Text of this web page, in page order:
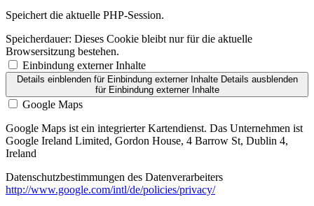
Speichert die aktuelle PHP-Session.
Speicherdauer: Dieses Cookie bleibt nur für die aktuelle
Browsersitzung bestehen.
Einbindung externer Inhalte
Details einblendenfür Einbindung externer Inhalte Details ausblenden
für Einbindung externer Inhalte
Google Maps
Google Maps ist ein integrierter Kartendienst. Das Unternehmen ist
Google Ireland Limited, Gordon House, 4 Barrow St, Dublin 4,
Ireland
Datenschutzbestimmungen des Datenverarbeiters
http://www.google.com/intl/de/policies/privacy/